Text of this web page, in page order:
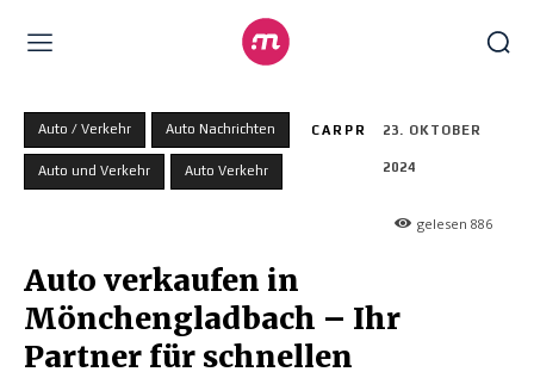
Auto / Verkehr Auto Nachrichten
Auto und Verkehr Auto Verkehr
CARPR 23. OKTOBER
2024
gelesen886
Auto verkaufen in
Mönchengladbach – Ihr
Partner für schnellen